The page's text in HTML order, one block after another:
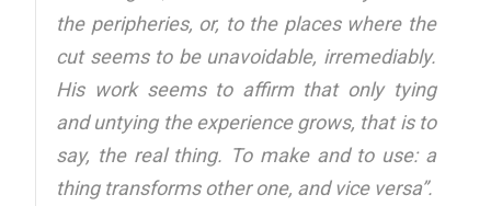
the peripheries, or, to the places where the
cut seems to be unavoidable, irremediably.
His work seems to affirm that only tying
and untying the experience grows, that is to
say, the real thing. To make and to use: a
thing transforms other one, and vice versa”.